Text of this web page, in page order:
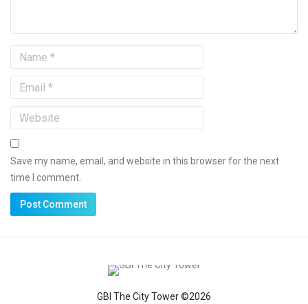
Save my name, email, and website in this browser for the next
time I comment.
GBI The City Tower ©2026